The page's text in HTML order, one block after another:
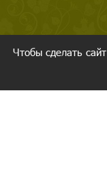
Чтобы сделать